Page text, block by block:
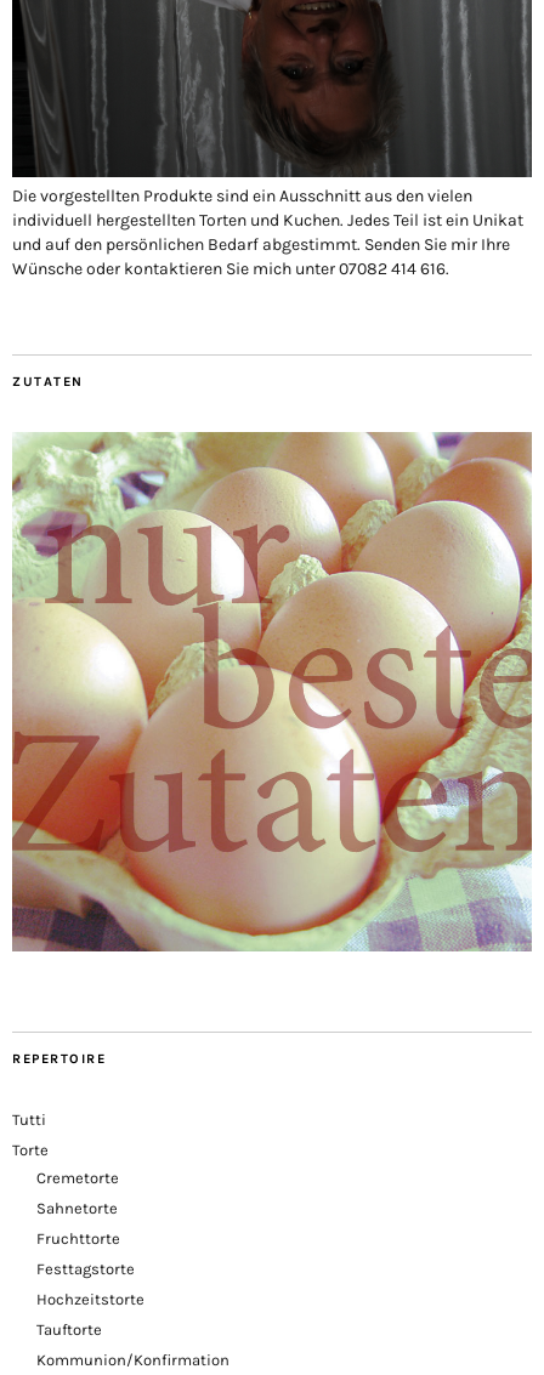
Die vorgestellten Produkte sind ein Ausschnitt aus den vielen
individuell hergestellten Torten und Kuchen. Jedes Teil ist ein Unikat
und auf den persönlichen Bedarf abgestimmt. Senden Sie mir Ihre
Wünsche oder kontaktieren Sie mich unter 07082 414 616.
ZUTATEN
REPERTOIRE
Tutti
Torte
Cremetorte
Sahnetorte
Fruchttorte
Festtagstorte
Hochzeitstorte
Tauftorte
Kommunion/Konfirmation